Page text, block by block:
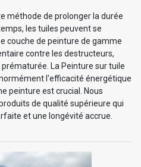
méthode de prolonger la durée
les tuiles peuvent se
couche de peinture de gamme
contre les destructeurs,
La Peinture sur tuile
l'efficacité énergétique
peinture est crucial. Nous
de qualité supérieure qui
et une longévité accrue.